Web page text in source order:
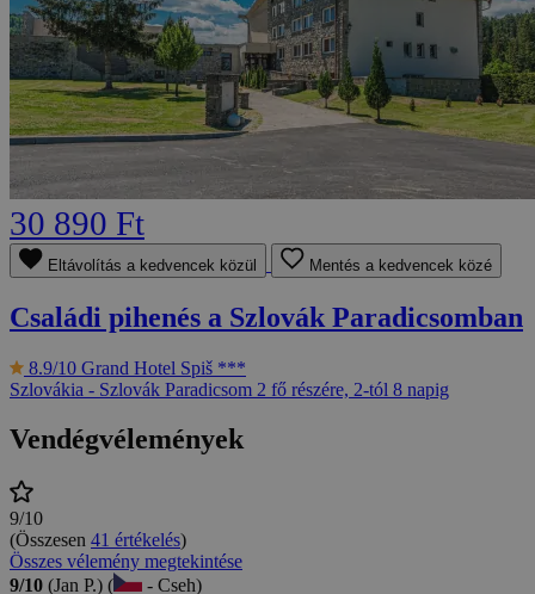
30 890 Ft
Eltávolítás a kedvencek közül Mentés a kedvencek közé
Családi pihenés a Szlovák Paradicsomban
8.9/10 Grand Hotel Spiš ***
Szlovákia - Szlovák Paradicsom 2 fő részére, 2-tól 8 napig
Vendégvélemények
9/10
(Összesen 41 értékelés)
Összes vélemény megtekintése
9/10 (Jan P.) (
- Cseh)